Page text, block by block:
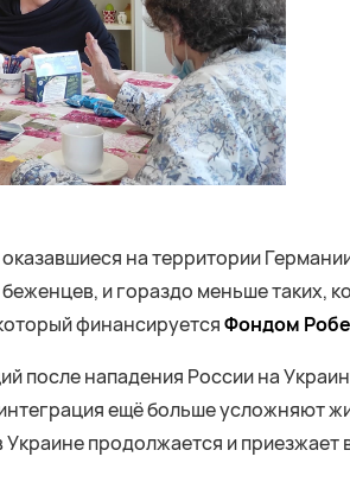
на территории
и гораздо меньше таких,
финансируетсяФондом
после нападения России на
ещё больше усложняют
Украине продолжается и